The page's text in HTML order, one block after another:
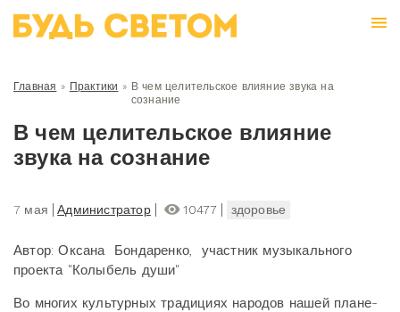
Главная » Практики » В чем целительское влияние звука на
сознание
В чем целительское влияние
звука на сознание
7 мая Администратор 10477 здоровье
Автор: Оксана Бондаренко, участник музыкального
проекта "Колыбель души"
Во многих культурных традициях народов нашей плане­